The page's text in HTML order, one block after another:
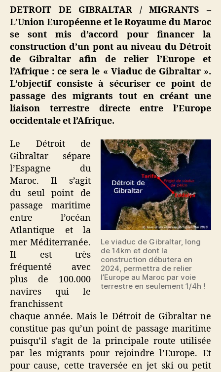
Gibraltar
l’Europe
et
le
Maroc
s’accordent
sur
la
construction
du
Gibraltar
DETROIT DE GIBRALTAR / MIGRANTS –
L’Union Européenne et le Royaume du Maroc
se sont mis d’accord pour financer la
construction d’un pont au niveau du Détroit
de Gibraltar afin de relier l’Europe et
l’Afrique : ce sera le « Viaduc de Gibraltar ».
L’objectif consiste à sécuriser ce point de
passage des migrants tout en créant une
liaison terrestre directe entre l’Europe
occidentale et l’Afrique.
Le viaduc de Gibraltar, long
de 14km et dont la
construction débutera en
2024, permettra de relier
l’Europe au Maroc par voie
terrestre en seulement 1/4h !
Le Détroit de
Gibraltar sépare
l’Espagne du
Maroc. Il s’agit
du seul point de
passage maritime
entre l’océan
Atlantique et la
mer Méditerranée.
Il est très
fréquenté avec
plus de 100.000
navires qui le
franchissent
chaque année. Mais le Détroit de Gibraltar ne
constitue pas qu’un point de passage maritime
puisqu’il s’agit de la principale route utilisée
par les migrants pour rejoindre l’Europe. Et
pour cause, cette traversée en jet ski ou petit